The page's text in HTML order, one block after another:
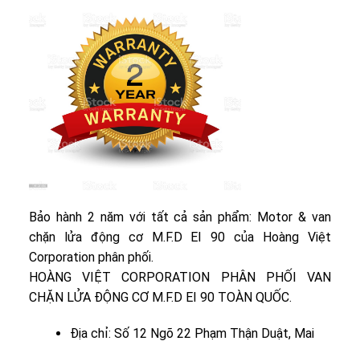
Bảo hành 2 năm với tất cả sản phẩm: Motor & van
chặn lửa động cơ M.F.D EI 90 của Hoàng Việt
Corporation phân phối.
HOÀNG VIỆT CORPORATION PHÂN PHỐI VAN
CHẶN LỬA ĐỘNG CƠ M.F.D EI 90 TOÀN QUỐC.
Địa chỉ: Số 12 Ngõ 22 Phạm Thận Duật, Mai